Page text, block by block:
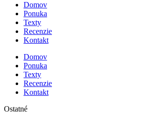
Domov
Ponuka
Texty
Recenzie
Kontakt
Domov
Ponuka
Texty
Recenzie
Kontakt
Ostatné